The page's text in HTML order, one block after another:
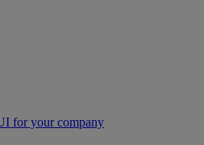
for your company